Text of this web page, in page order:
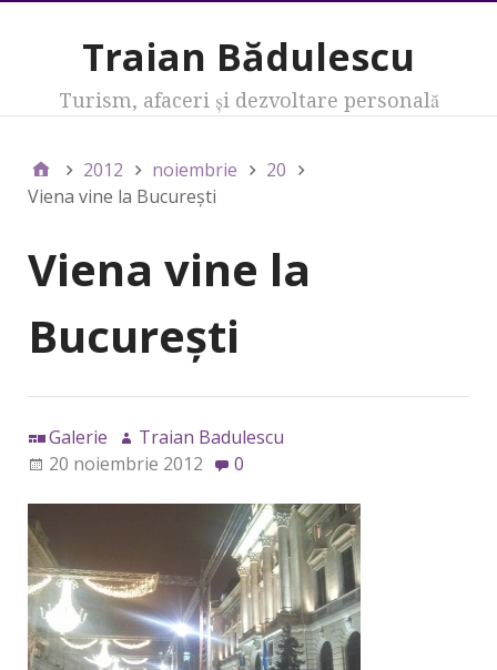
Traian Bădulescu
Turism, afaceri şi dezvoltare personală
2012 noiembrie
20
Viena vine la Bucureşti
Viena vine la
Bucureşti
Galerie
Traian Badulescu
20 noiembrie 2012
0